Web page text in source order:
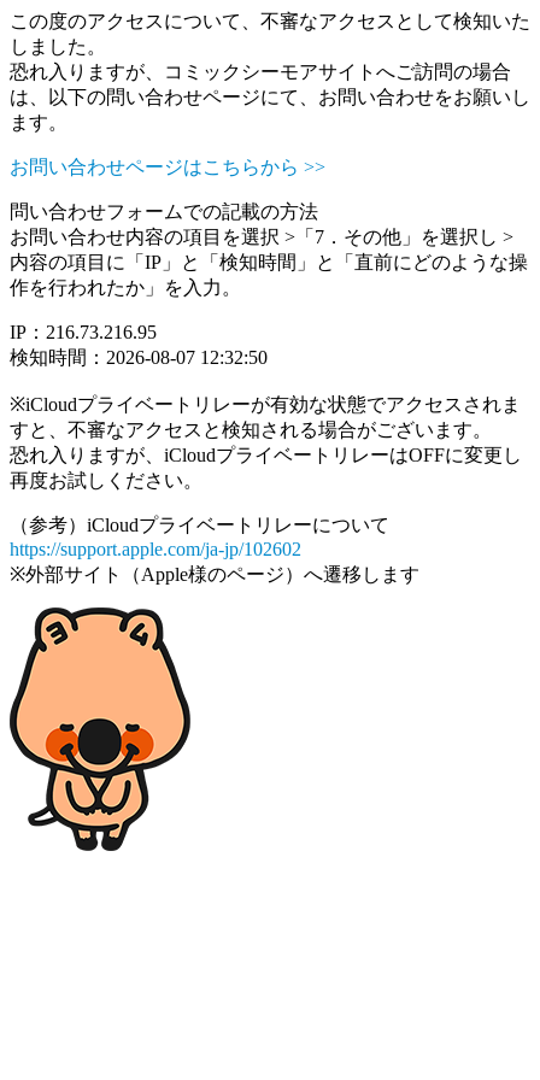
この度のアクセスについて、不審なアクセスとして検知いた
しました。
恐れ入りますが、コミックシーモアサイトへご訪問の場合
は、以下の問い合わせページにて、お問い合わせをお願いし
ます。
お問い合わせページはこちらから >>
問い合わせフォームでの記載の方法
お問い合わせ内容の項目を選択 >「7．その他」を選択し >
内容の項目に「IP」と「検知時間」と「直前にどのような操
作を行われたか」を入力。
IP：216.73.216.95
検知時間：2026-08-07 12:32:50
※iCloudプライベートリレーが有効な状態でアクセスされま
すと、不審なアクセスと検知される場合がございます。
恐れ入りますが、iCloudプライベートリレーはOFFに変更し
再度お試しください。
（参考）iCloudプライベートリレーについて
https://support.apple.com/ja-jp/102602
※外部サイト（Apple様のページ）へ遷移します